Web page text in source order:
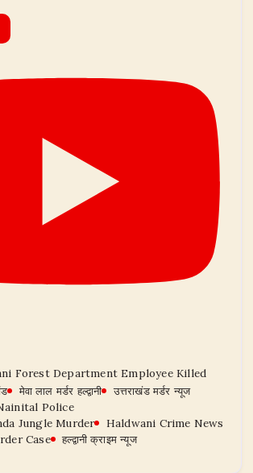
Forest Department Employee Killed
मेवा लाल मर्डर हल्द्वानी
उत्तराखंड मर्डर न्यूज
Police
Jungle Murder
Haldwani Crime News
Case
हल्द्वानी क्राइम न्यूज